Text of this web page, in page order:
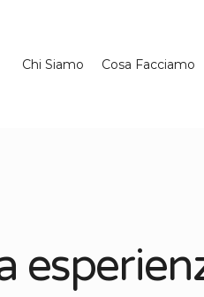
Chi Siamo Cosa Facciamo